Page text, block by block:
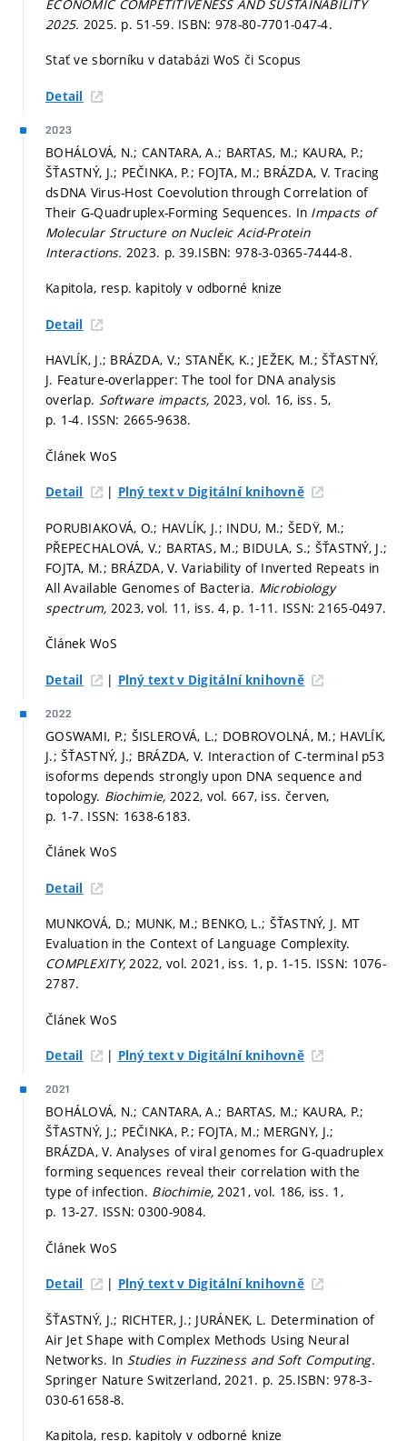
ECONOMIC COMPETITIVENESS AND SUSTAINABILITY
2025. 2025. p. 51-59. ISBN: 978-80-7701-047-4.
Stať ve sborníku v databázi WoS či Scopus
Detail
2023
BOHÁLOVÁ, N.; CANTARA, A.; BARTAS, M.; KAURA, P.;
ŠŤASTNÝ, J.; PEČINKA, P.; FOJTA, M.; BRÁZDA, V. Tracing
dsDNA Virus-Host Coevolution through Correlation of
Their G-Quadruplex-Forming Sequences. In Impacts of
Molecular Structure on Nucleic Acid-Protein
Interactions. 2023. p. 39.ISBN: 978-3-0365-7444-8.
Kapitola, resp. kapitoly v odborné knize
Detail
HAVLÍK, J.; BRÁZDA, V.; STANĚK, K.; JEŽEK, M.; ŠŤASTNÝ,
J. Feature-overlapper: The tool for DNA analysis
overlap. Software impacts, 2023, vol. 16, iss. 5,
p. 1-4. ISSN: 2665-9638.
Článek WoS
Detail | Plný text v Digitální knihovně
PORUBIAKOVÁ, O.; HAVLÍK, J.; INDU, M.; ŠEDŸ, M.;
PŘEPECHALOVÁ, V.; BARTAS, M.; BIDULA, S.; ŠŤASTNÝ, J.;
FOJTA, M.; BRÁZDA, V. Variability of Inverted Repeats in
All Available Genomes of Bacteria. Microbiology
spectrum, 2023, vol. 11, iss. 4, p. 1-11. ISSN: 2165-0497.
Článek WoS
Detail | Plný text v Digitální knihovně
2022
GOSWAMI, P.; ŠISLEROVÁ, L.; DOBROVOLNÁ, M.; HAVLÍK,
J.; ŠŤASTNÝ, J.; BRÁZDA, V. Interaction of C-terminal p53
isoforms depends strongly upon DNA sequence and
topology. Biochimie, 2022, vol. 667, iss. červen,
p. 1-7. ISSN: 1638-6183.
Článek WoS
Detail
MUNKOVÁ, D.; MUNK, M.; BENKO, L.; ŠŤASTNÝ, J. MT
Evaluation in the Context of Language Complexity.
COMPLEXITY,2022, vol. 2021, iss. 1, p. 1-15. ISSN: 1076-
2787.
Článek WoS
Detail | Plný text v Digitální knihovně
2021
BOHÁLOVÁ, N.; CANTARA, A.; BARTAS, M.; KAURA, P.;
ŠŤASTNÝ, J.; PEČINKA, P.; FOJTA, M.; MERGNY, J.;
BRÁZDA, V. Analyses of viral genomes for G-quadruplex
forming sequences reveal their correlation with the
type of infection. Biochimie,2021, vol. 186, iss. 1,
p. 13-27. ISSN: 0300-9084.
Článek WoS
Detail | Plný text v Digitální knihovně
ŠŤASTNÝ, J.; RICHTER, J.; JURÁNEK, L. Determination of
Air Jet Shape with Complex Methods Using Neural
Networks. In Studies in Fuzziness and Soft Computing.
Springer Nature Switzerland, 2021. p. 25.ISBN: 978-3-
030-61658-8.
Kapitola, resp. kapitoly v odborné knize